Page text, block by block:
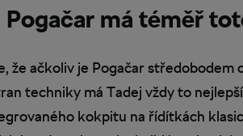
Pogačar má téměř
že ačkoliv je Pogačar středobodem
techniky má Tadej vždy to
kokpitu na řídítkách